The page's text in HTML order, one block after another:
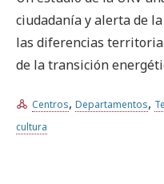
ciudadanía y alerta de
las diferencias
de la transición
Centros, Departamentos,
cultura